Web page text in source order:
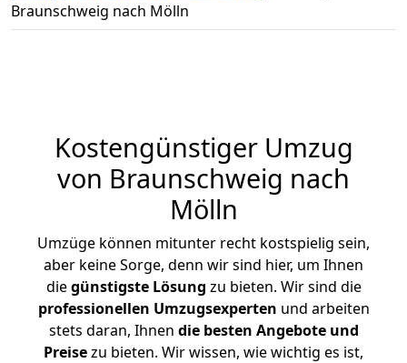
Braunschweig nach Mölln
Kostengünstiger Umzug
von Braunschweig nach
Mölln
Umzüge können mitunter recht kostspielig sein,
aber keine Sorge, denn wir sind hier, um Ihnen
diegünstigste Lösung zu bieten. Wir sind die
professionellen Umzugsexperten und arbeiten
stets daran, Ihnen die besten Angebote und
Preisezu bieten. Wir wissen, wie wichtig es ist,